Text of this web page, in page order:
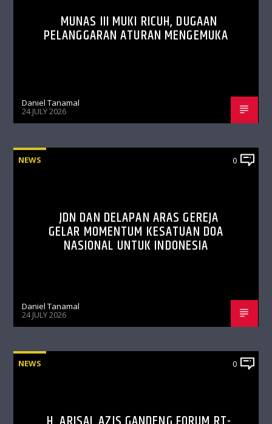
MUNAS III MUKI RICUH, DUGAAN
PELANGGARAN ATURAN MENGEMUKA
Daniel Tanamal
24 JULY 2026
NEWS 0
JDN DAN DELAPAN ARAS GEREJA
GELAR MOMENTUM KESATUAN DOA
NASIONAL UNTUK INDONESIA
Daniel Tanamal
24 JULY 2026
NEWS 0